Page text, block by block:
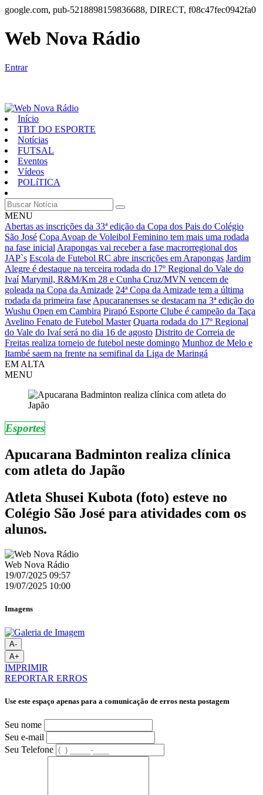
google.com, pub-5218898159836688, DIRECT, f08c47fec0942fa0
Web Nova Rádio
Entrar
Início
TBT DO ESPORTE
Notícias
FUTSAL
Eventos
Vídeos
POLíTICA
MENU
Abertas as inscrições da 33ª edição da Copa dos Pais do Colégio
São José Copa Avoap de Voleibol Feminino tem mais uma rodada
na fase inicial Arapongas vai receber a fase macrorregional dos
JAP`s Escola de Futebol RC abre inscrições em Arapongas Jardim
Alegre é destaque na terceira rodada do 17º Regional do Vale do
Ivaí Marymil, R&M/Km 28 e Cunha Cruz/MVN vencem de
goleada na Copa da Amizade 24ª Copa da Amizade tem a última
rodada da primeira fase Apucaranenses se destacam na 3ª edição do
Wushu Open em Cambira Pirapó Esporte Clube é campeão da Taça
Avelino Fenato de Futebol Master Quarta rodada do 17º Regional
do Vale do Ivaí será no dia 16 de agosto Distrito de Correia de
Freitas realiza torneio de futebol neste domingo Munhoz de Melo e
Itambé saem na frente na semifinal da Liga de Maringá
EM ALTA
MENU
Esportes
Apucarana Badminton realiza clínica
com atleta do Japão
Atleta Shusei Kubota (foto) esteve no
Colégio São José para atividades com os
alunos.
Web Nova Rádio
19/07/2025 09:57
19/07/2025 10:00
Imagens
A-
A+
IMPRIMIR
REPORTAR ERROS
Use este espaço apenas para a comunicação de erros nesta postagem
Seu nome
Seu e-mail
Seu Telefone